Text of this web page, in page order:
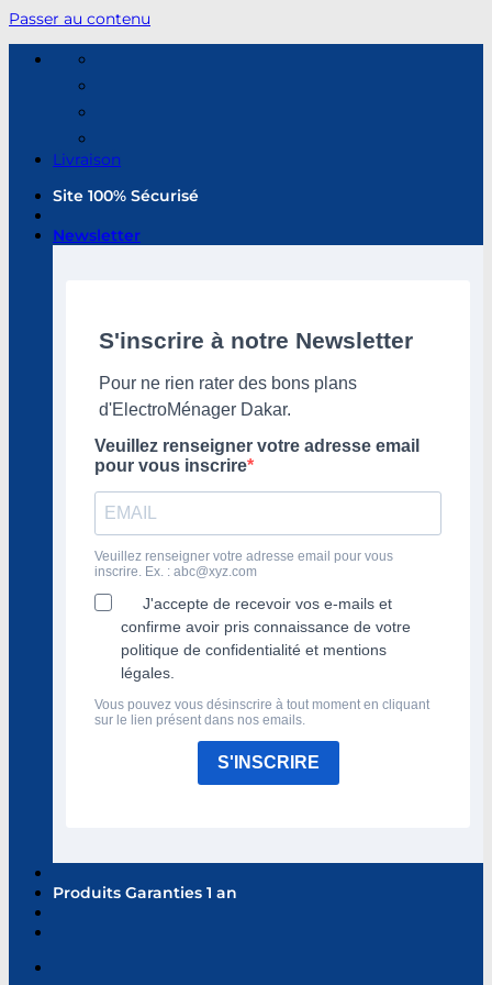
Passer au contenu
Livraison
Site 100% Sécurisé
Newsletter
S'inscrire à notre Newsletter
Pour ne rien rater des bons plans
d'ElectroMénager Dakar.
Veuillez renseigner votre adresse email
pour vous inscrire
Veuillez renseigner votre adresse email pour vous
inscrire. Ex. : abc@xyz.com
J'accepte de recevoir vos e-mails et
confirme avoir pris connaissance de votre
politique de confidentialité et mentions
légales.
Vous pouvez vous désinscrire à tout moment en cliquant
sur le lien présent dans nos emails.
S'INSCRIRE
Produits Garanties 1 an